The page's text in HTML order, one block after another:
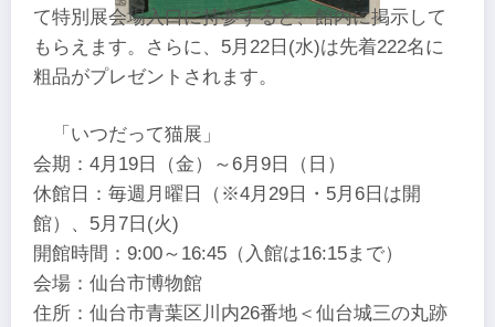
て特別展会場入口に持参すると、館内に掲示して
もらえます。さらに、5月22日(水)は先着222名に
粗品がプレゼントされます。
「いつだって猫展」
会期：4月19日（金）～6月9日（日）
休館日：毎週月曜日（※4月29日・5月6日は開
館）、5月7日(火)
開館時間：9:00～16:45（入館は16:15まで）
会場：仙台市博物館
住所：仙台市青葉区川内26番地＜仙台城三の丸跡